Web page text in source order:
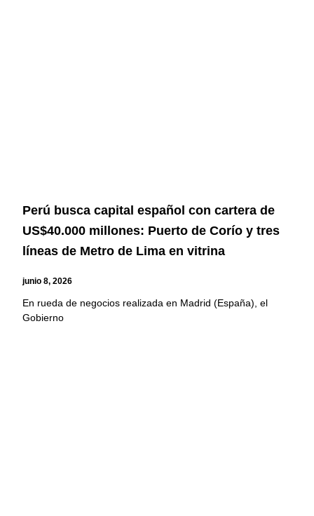
Perú busca capital español con cartera de
US$40.000 millones: Puerto de Corío y tres
líneas de Metro de Lima en vitrina
junio 8, 2026
En rueda de negocios realizada en Madrid (España), el
Gobierno